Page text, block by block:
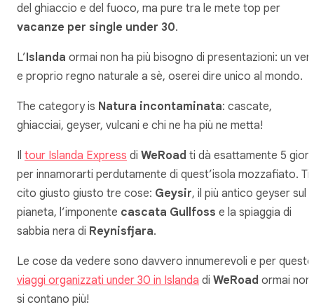
del ghiaccio e del fuoco, ma pure tra le mete top per
vacanze per single under 30.
L’Islanda ormai non ha più bisogno di presentazioni: un
e proprio regno naturale a sè, oserei dire unico al mondo.
The category is Natura incontaminata: cascate,
ghiacciai, geyser, vulcani e chi ne ha più ne metta!
Il tour Islanda Express di WeRoad ti dà esattamente 5
per innamorarti perdutamente di quest’isola mozzafiato. Ti
cito giusto giusto tre cose: Geysir, il più antico geyser sul
pianeta, l’imponente cascata Gullfoss e la spiaggia di
sabbia nera di Reynisfjara.
Le cose da vedere sono davvero innumerevoli e per
viaggi organizzati under 30 in Islanda di WeRoad ormai non
si contano più!